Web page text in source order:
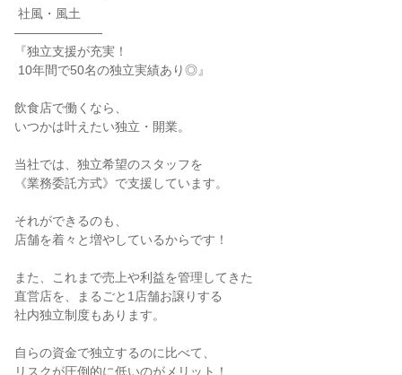
―――――――
『独立支援が充実！
飲食店で働くなら、
いつかは叶えたい独立・開業。
当社では、独立希望のスタッフを
《業務委託方式》で支援しています。
それができるのも、
店舗を着々と増やしているからです！
また、これまで売上や利益を管理してきた
直営店を、まるごと1店舗お譲りする
社内独立制度もあります。
自らの資金で独立するのに比べて、
リスクが圧倒的に低いのがメリット！